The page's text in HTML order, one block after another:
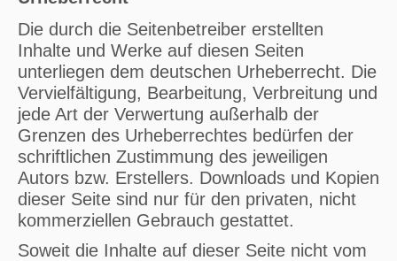
Die durch die Seitenbetreiber erstellten
Inhalte und Werke auf diesen Seiten
unterliegen dem deutschen Urheberrecht. Die
Vervielfältigung, Bearbeitung, Verbreitung und
jede Art der Verwertung außerhalb der
Grenzen des Urheberrechtes bedürfen der
schriftlichen Zustimmung des jeweiligen
Autors bzw. Erstellers. Downloads und Kopien
dieser Seite sind nur für den privaten, nicht
kommerziellen Gebrauch gestattet.
Soweit die Inhalte auf dieser Seite nicht vom